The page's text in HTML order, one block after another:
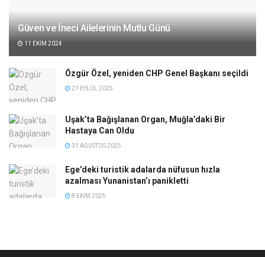
Güven ve İneci Ailelerinin Mutlu Günü
11 EKIM 2024
Özgür Özel, yeniden CHP Genel Başkanı seçildi
21 EYLÜL 2025
Uşak’ta Bağışlanan Organ, Muğla’daki Bir
Hastaya Can Oldu
31 AĞUSTOS 2025
Ege’deki turistik adalarda nüfusun hızla
azalması Yunanistan’ı panikletti
8 EKIM 2025